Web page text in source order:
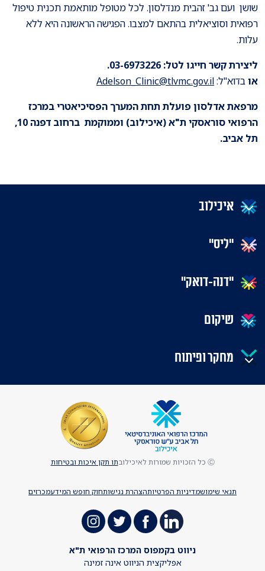
שושן ועם גב' זהבית מנדלסון. לכל מטופל מותאמת תכנית טיפול
רפואית וסוציאלית בהתאם למצבו. הפגישה הראשונה היא ללא
עלות.
ליצירת קשר חייגו לטל: 03-6973226.
אובדוא"ל:Adelson_Clinic@tlvmc.gov.il
מרפאת אדלסון פועלת תחת המערך הפסיכיאטרי במרכז
הרפואי סוראסקי ת"א (איכילוב) וממוקמת
ברחוב דפנה 10,
תל אביב.
איכילוב
"ליס"
"דנה-דואק"
שיקום
מחקר ופיתוח
תנאי שימושמדיניות הפרטיותהצהרת נגישותחוק חופש המידעמכרזים
Ⓒ כל הזכויות שמורות לאיכילוב תו תקן איכות ובטיחות
ניווט בקמפוס המרכז הרפואי ת"א
אפליקצית הניווט אינה זמינה